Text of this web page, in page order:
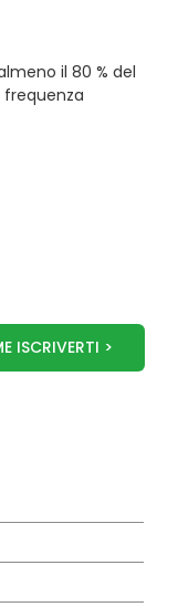
il 80 % del
ISCRIVERTI >